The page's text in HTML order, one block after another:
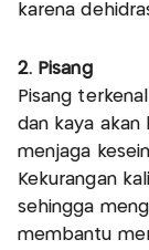
karena
2. Pisang
Pisang
dan kaya akan
menjaga
Kekurangan
sehingga
membantu